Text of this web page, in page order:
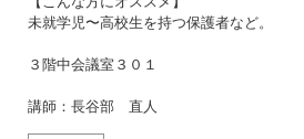
未就学児〜高校生を持つ保護者など。
３階中会議室３０１
講師：長谷部 直人